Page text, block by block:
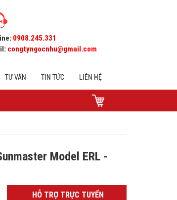
0908.245.331
congtyngocnhu@gmail.com
TƯ VẤN TIN TỨC LIÊN HỆ
Model ERL -
HỖ TRỢ TRỰC TUYẾN